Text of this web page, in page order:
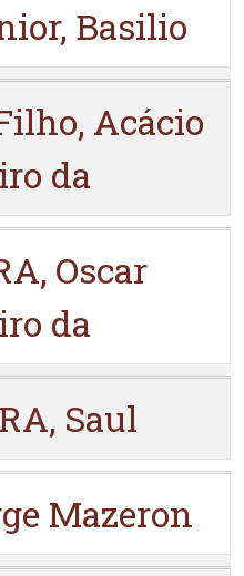
Basilio
Acácio
da
Oscar
da
Saul
Mazeron